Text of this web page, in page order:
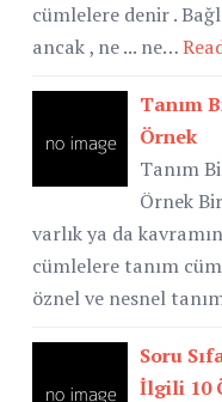
cümlelere denir .
ancak , ne ... ne…
Tanım
Örnek
Tanım
Örnek
varlık ya da
cümlelere tanım
öznel ve nesnel
Soru
İlgili 10